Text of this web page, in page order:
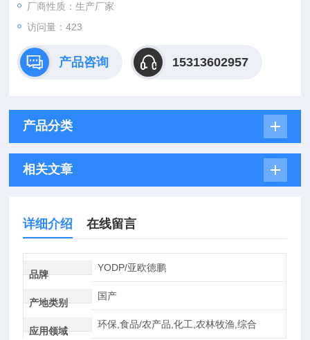
厂商性质：生产厂家
访问量：423
产品咨询 15313602957
产品分类
相关文章
详细介绍 在线留言
品牌
YODP/亚欧德鹏
产地类别
国产
应用领域
环保,食品/农产品,化工,农林牧渔,综合